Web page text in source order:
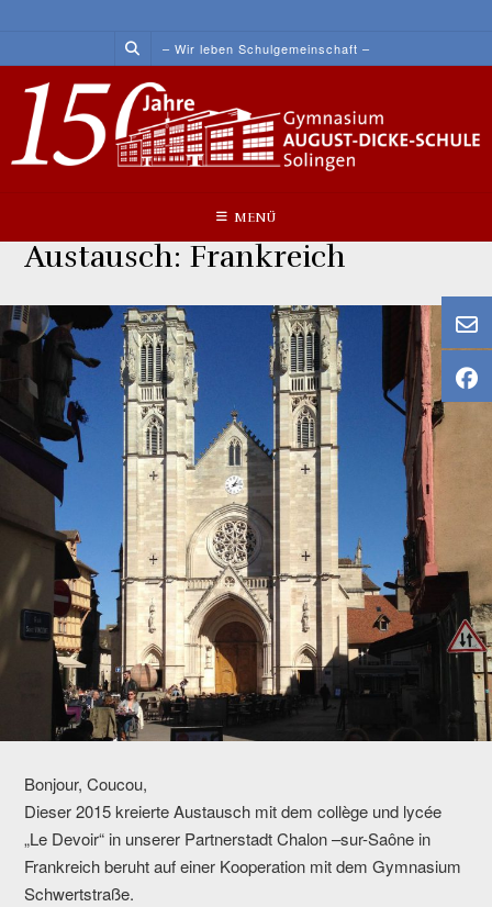
content
– Wir leben Schulgemeinschaft –
MENÜ
Austausch: Frankreich
Bonjour, Coucou,
Dieser 2015 kreierte Austausch mit dem collège und lycée
„Le Devoir“ in unserer Partnerstadt Chalon –sur-Saône in
Frankreich beruht auf einer Kooperation mit dem Gymnasium
Schwertstraße.